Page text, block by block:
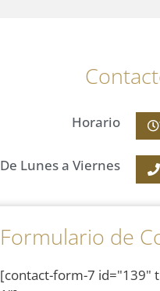
Horario
De Lunes a Viernes
Formulario de
[contact-form-7 id="139"